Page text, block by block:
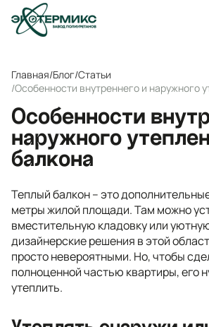
Главная/Блог/Статьи
/Особенности внутреннего и наружного
Особенности
наружного
балкона
Теплый балкон – это
метры жилой площади. Там можно
вместительную кладовку или
дизайнерские решения в этой
просто невероятными. Но, чтобы
полноценной частью квартиры, его
утеплить.